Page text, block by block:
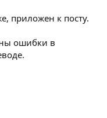
приложен к посту.
ошибки в